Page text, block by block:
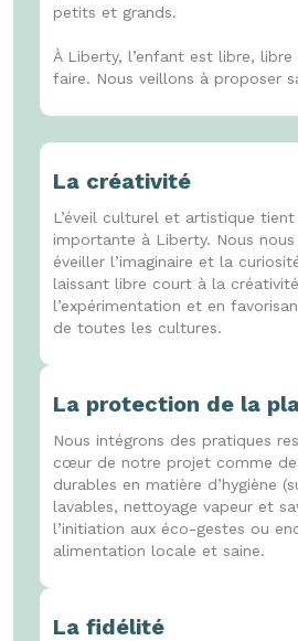
petits et grands.
À Liberty, l’enfant est libre, libre
faire. Nous veillons à proposer
La créativité
L’éveil culturel et artistique
importante à Liberty. Nous
éveiller l’imaginaire et la
laissant libre court à la
l’expérimentation et en
de toutes les cultures.
La protection de la
Nous intégrons des pratiques
cœur de notre projet comme
durables en matière d’hygiène
lavables, nettoyage vapeur et
l’initiation aux éco-gestes ou
alimentation locale et saine.
La fidélité